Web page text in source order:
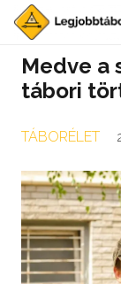
Medve a
tábori
TÁBORÉLET